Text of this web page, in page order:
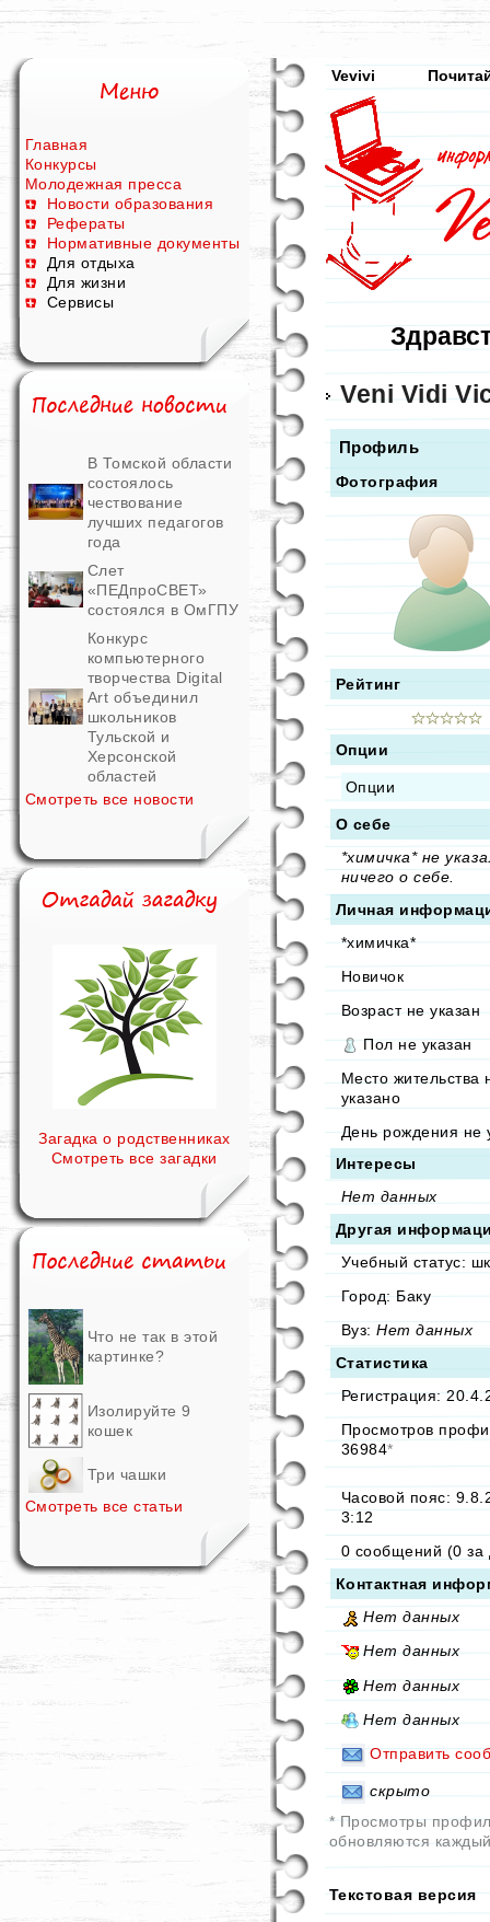
Главная
Конкурсы
Молодежная пресса
Новости образования
Рефераты
Нормативные документы
Для отдыха
Для жизни
Сервисы
В Томской области
состоялось
чествование
лучших педагогов
года
Слет
«ПЕДпроСВЕТ»
состоялся в ОмГПУ
Конкурс
компьютерного
творчества Digital
Art объединил
школьников
Тульской и
Херсонской
областей
Смотреть все новости
Загадка о родственниках
Смотреть все загадки
Что не так в этой
картинке?
Изолируйте 9
кошек
Три чашки
Смотреть все статьи
Vevivi
Veni Vidi
Профиль
Фотография
Рейтинг
Опции
Опции
О себе
*химичка* не
ничего о себе.
Личная
*химичка*
Новичок
Возраст не указан
Пол не указан
Место жительства
указано
День рождения не
Интересы
Нет данных
Другая
Учебный статус:
Город: Баку
Вуз:Нет данных
Статистика
Регистрация:
Просмотров
36984*
Часовой пояс:
3:12
0 сообщений (0 за
Контактная
Нет данных
Нет данных
Нет данных
Нет данных
Отправить
скрыто
* Просмотры
обновляются
Текстовая версия